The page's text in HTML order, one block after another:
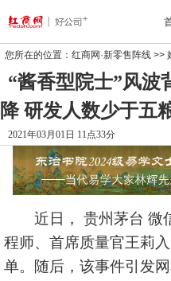
您所在的位置： 红商网·新零售阵线 >>
“酱香型院士”风波
降 研发人数少于五
2021年03月01日 11点33分
近日， 贵州茅台 微
程师、首席质量官王莉
单。随后，该事件引发